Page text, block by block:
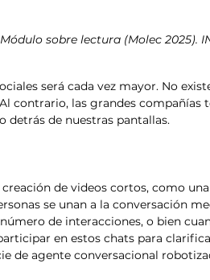
sobre lectura (Molec 2025).
será cada vez mayor. No
contrario, las grandes compañías
detrás de nuestras pantallas.
de videos cortos, como
se unan a la conversación
de interacciones, o bien
en estos chats para
de agente conversacional